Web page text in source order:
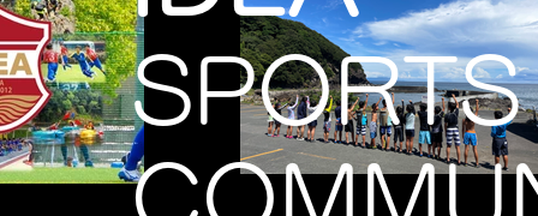
SPORTS